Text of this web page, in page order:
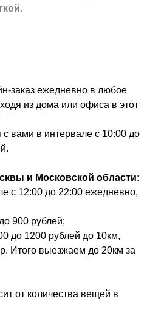
заказ ежедневно в любое
из дома или офиса в этот
вами в интервале с 10:00 до
и Московской области:
с 12:00 до 22:00 ежедневно,
900 рублей;
до 1200 рублей до 10км,
Итого выезжаем до 20км за
от количества вещей в